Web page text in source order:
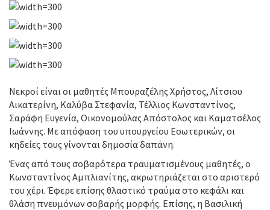
Νεκροί είναι οι μαθητές Μπουραζέλης Χρήστος, Λίτσιου
Αικατερίνη, Καλύβα Στεφανία, Τέλλιος Κωνσταντίνος,
Σαράφη Ευγενία, Οικονομούλας Απόστολος και Καματσέλος
Ιωάννης. Με απόφαση του υπουργείου Εσωτερικών, οι
κηδείες τους γίνονται δημοσία δαπάνη.
Ένας από τους σοβαρότερα τραυματισμένους μαθητές, ο
Κωνσταντίνος Αμπλιανίτης, ακρωτηριάζεται στο αριστερό
του χέρι. Έφερε επίσης θλαστικό τραύμα στο κεφάλι και
θλάση πνευμόνων σοβαρής μορφής. Επίσης, η Βασιλική